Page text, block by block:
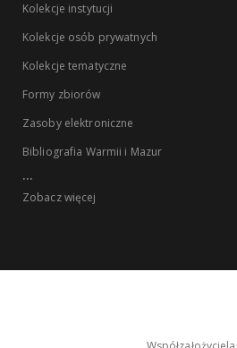
Kolekcje instytucji
Kolekcje osób prywatnych
Kolekcje tematyczne
Formy zbiorów
Zasoby elektroniczne
Bibliografia Warmii i Mazur
...
Zobacz więcej